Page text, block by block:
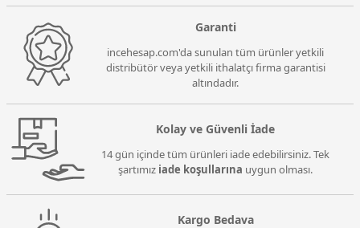
Garanti
incehesap.com'da sunulan tüm ürünler yetkili
distribütör veya yetkili ithalatçı firma garantisi
altındadır.
Kolay ve Güvenli İade
14 gün içinde tüm ürünleri iade edebilirsiniz. Tek
şartımız iade koşullarına uygun olması.
Kargo Bedava